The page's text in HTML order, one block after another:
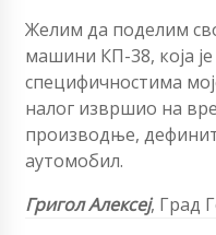
Желим да поделим
машини КП-38, која
специфичностима
налог извршио на
производње,
аутомобил.
Григол Алексеј, Град